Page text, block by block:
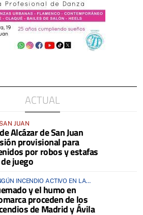
ACTUAL
JUAN
Alcázar de San Juan
provisional para
por robos y estafas
juego
INCENDIO ACTIVO EN LA
y el humo en
proceden de los
de Madrid y Ávila